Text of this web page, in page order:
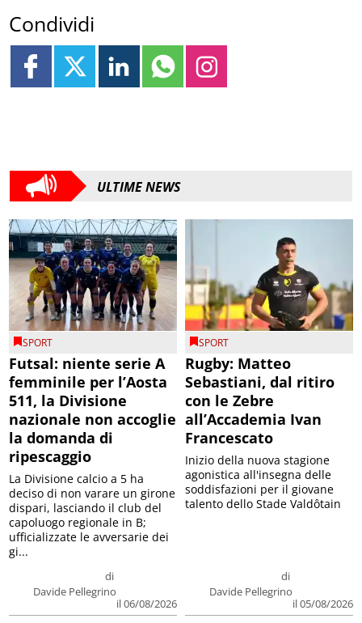
Condividi
ULTIME NEWS
SPORT
Futsal: niente serie A
femminile per l’Aosta
511, la Divisione
nazionale non accoglie
la domanda di
ripescaggio
di
Davide Pellegrino
il 06/08/2026
La Divisione calcio a 5 ha
deciso di non varare un girone
dispari, lasciando il club del
capoluogo regionale in B;
ufficializzate le avversarie dei
gi...
SPORT
Rugby: Matteo
Sebastiani, dal ritiro
con le Zebre
all’Accademia Ivan
Francescato
di
Davide Pellegrino
il 05/08/2026
Inizio della nuova stagione
agonistica all'insegna delle
soddisfazioni per il giovane
talento dello Stade Valdôtain